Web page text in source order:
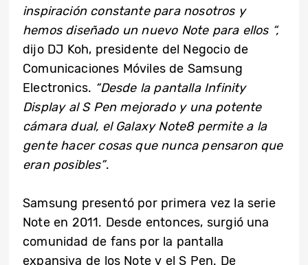
inspiración constante para nosotros y
hemos diseñado un nuevo Note para ellos “,
dijo DJ Koh, presidente del Negocio de
Comunicaciones Móviles de Samsung
Electronics. “Desde la pantalla Infinity
Display al S Pen mejorado y una potente
cámara dual, el Galaxy Note8 permite a la
gente hacer cosas que nunca pensaron que
eran posibles”.
Samsung presentó por primera vez la serie
Note en 2011. Desde entonces, surgió una
comunidad de fans por la pantalla
expansiva de los Note y el S Pen. De